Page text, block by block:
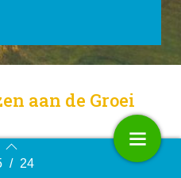
/ 24
aan de Groei